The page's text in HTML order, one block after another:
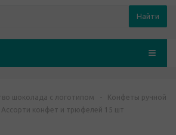
Найти
шоколада с логотипом -
Конфеты ручной
Асcорти конфет и трюфелей 15 шт